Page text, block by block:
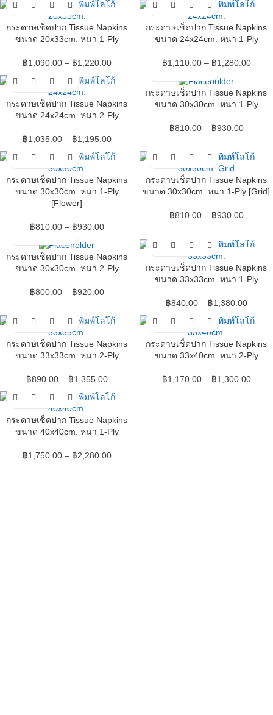
กระดาษเช็ดปาก Tissue Napkins
ขนาด 20x33cm. หนา 1-Ply
฿1,090.00 – ฿1,220.00
กระดาษเช็ดปาก Tissue Napkins
ขนาด 24x24cm. หนา 1-Ply
฿1,110.00 – ฿1,280.00
กระดาษเช็ดปาก Tissue Napkins
ขนาด 24x24cm. หนา 2-Ply
฿1,035.00 – ฿1,195.00
กระดาษเช็ดปาก Tissue Napkins
ขนาด 30x30cm. หนา 1-Ply
฿810.00 – ฿930.00
กระดาษเช็ดปาก Tissue Napkins
ขนาด 30x30cm. หนา 1-Ply
[Flower]
฿810.00 – ฿930.00
กระดาษเช็ดปาก Tissue Napkins
ขนาด 30x30cm. หนา 1-Ply [Grid]
฿810.00 – ฿930.00
กระดาษเช็ดปาก Tissue Napkins
ขนาด 30x30cm. หนา 2-Ply
฿800.00 – ฿920.00
กระดาษเช็ดปาก Tissue Napkins
ขนาด 33x33cm. หนา 1-Ply
฿840.00 – ฿1,380.00
กระดาษเช็ดปาก Tissue Napkins
ขนาด 33x33cm. หนา 2-Ply
฿890.00 – ฿1,355.00
กระดาษเช็ดปาก Tissue Napkins
ขนาด 33x40cm. หนา 2-Ply
฿1,170.00 – ฿1,300.00
กระดาษเช็ดปาก Tissue Napkins
ขนาด 40x40cm. หนา 1-Ply
฿1,750.00 – ฿2,280.00